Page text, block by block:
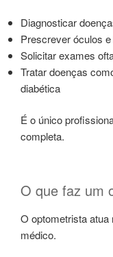
Diagnosticar
Prescrever óculos
Solicitar exames
Tratar doenças
diabética
É o único
completa.
O que faz um
O optometrista
médico.